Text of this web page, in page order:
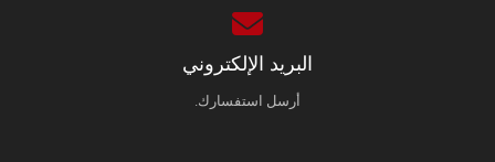
البريد الإلكتروني
أرسل استفسارك.